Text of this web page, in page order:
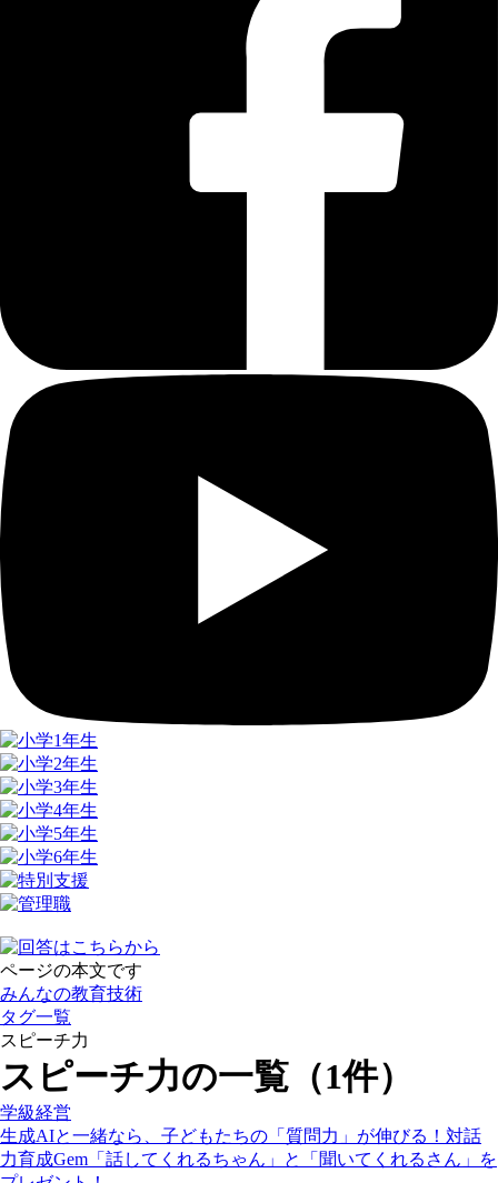
ページの本文です
みんなの教育技術
タグ一覧
スピーチ力
スピーチ力の一覧（1件）
学級経営
生成AIと一緒なら、子どもたちの「質問力」が伸びる！対話
力育成Gem「話してくれるちゃん」と「聞いてくれるさん」を